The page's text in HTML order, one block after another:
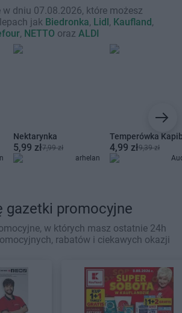
dniu 07.08.2026, które możesz
jak Biedronka, Lidl, Kaufland,
, NETTO oraz ALDI
Nektarynka
5,99 zł7,99 zł
arhelan
Temperówka
4,99 zł9,39 zł
gazetki promocyjne
w których masz ostatnie 24h
rabatów i ciekawych okazji